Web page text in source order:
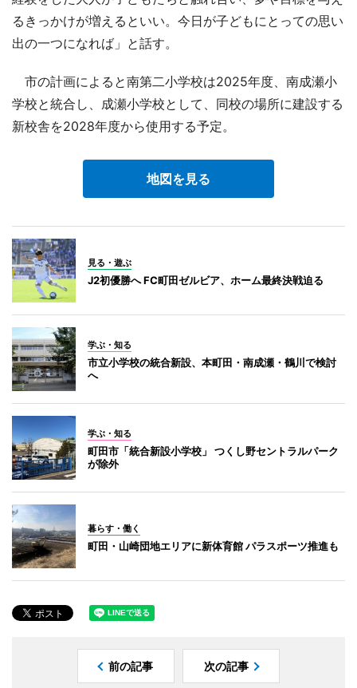
るきっかけが増えるといい。今日が子どもにとっての思い
出の一つになれば」と話す。
市の計画によると南第二小学校は2025年度、南成瀬小
学校と統合し、成瀬小学校として、同校の場所に建設する
新校舎を2028年度から使用する予定。
地図を見る
見る・遊ぶ
J2初優勝へ FC町田ゼルビア、ホーム最終決戦迫る
学ぶ・知る
市立小学校の統合新設、本町田・南成瀬・鶴川で検討
へ
学ぶ・知る
町田市「統合新設小学校」 つくし野セントラルパーク
が除外
暮らす・働く
町田・山崎団地エリアに新体育館 パラスポーツ推進も
前の記事 次の記事